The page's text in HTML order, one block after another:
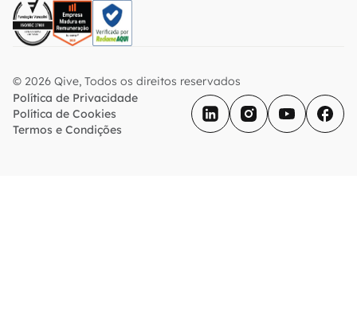
© 2026 Qive, Todos os direitos reservados
Política de Privacidade
Política de Cookies
Termos e Condições